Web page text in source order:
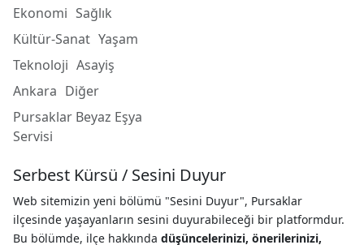
Ekonomi Sağlık
Kültür-Sanat Yaşam
Teknoloji Asayiş
Ankara Diğer
Pursaklar Beyaz Eşya
Servisi
Serbest Kürsü / Sesini Duyur
Web sitemizin yeni bölümü "Sesini Duyur", Pursaklar
ilçesinde yaşayanların sesini duyurabileceği bir platformdur.
Bu bölümde, ilçe hakkındadüşüncelerinizi, önerilerinizi,